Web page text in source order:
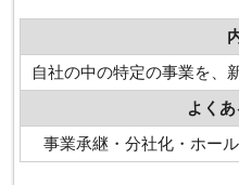
自社の中の特定の事業を、
よく
事業承継・分社化・ホー